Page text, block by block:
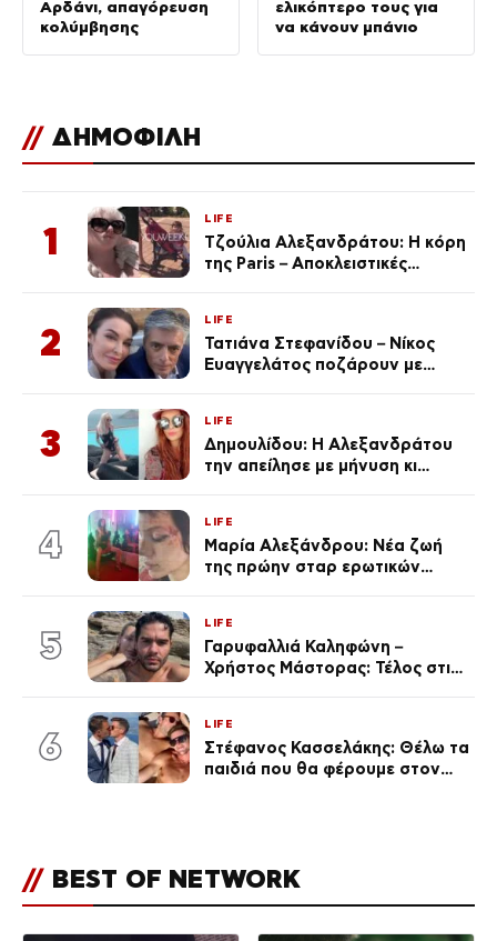
Αρδάνι, απαγόρευση
κολύμβησης
ελικόπτερο τους για
να κάνουν μπάνιο
// ΔΗΜΟΦΙΛΗ
1
LIFE
Τζούλια Αλεξανδράτου: Η κόρη
της Paris – Αποκλειστικές
2
LIFE
Τατιάνα Στεφανίδου – Νίκος
Ευαγγελάτος ποζάρουν με
3
LIFE
Δημουλίδου: Η Αλεξανδράτου
την απείλησε με μήνυση κι
ποια είσαι σοκαρίστικα»
4
LIFE
Μαρία Αλεξάνδρου: Νέα ζωή
της πρώην σταρ ερωτικών
(Φωτογραφίες)
5
LIFE
Γαρυφαλλιά Καληφώνη –
Χρήστος Μάστορας: Τέλος στις
6
LIFE
Στέφανος Κασσελάκης: Θέλω τα
παιδιά που θα φέρουμε στον
// BEST OF NETWORK